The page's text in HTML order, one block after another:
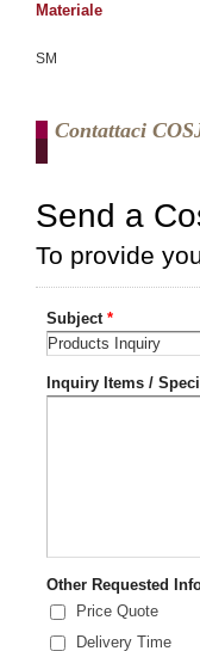
Materiale
SM
Contattaci